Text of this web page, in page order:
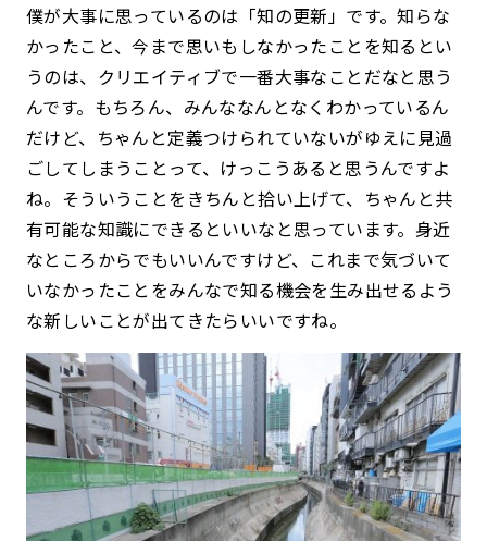
僕が大事に思っているのは「知の更新」です。知らな
かったこと、今まで思いもしなかったことを知るとい
うのは、クリエイティブで一番大事なことだなと思う
んです。もちろん、みんななんとなくわかっているん
だけど、ちゃんと定義つけられていないがゆえに見過
ごしてしまうことって、けっこうあると思うんですよ
ね。そういうことをきちんと拾い上げて、ちゃんと共
有可能な知識にできるといいなと思っています。身近
なところからでもいいんですけど、これまで気づいて
いなかったことをみんなで知る機会を生み出せるよう
な新しいことが出てきたらいいですね。